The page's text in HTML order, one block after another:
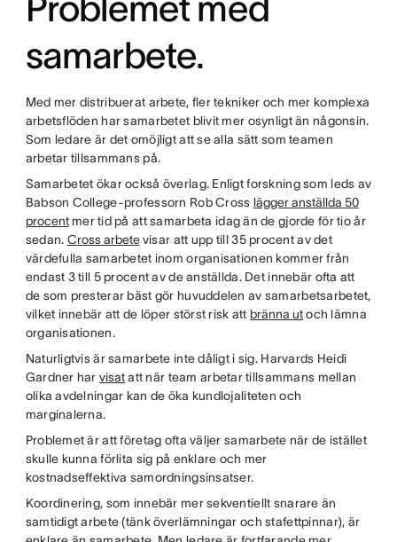
Problemet med
samarbete.
Med mer distribuerat arbete, fler tekniker och mer komplexa
arbetsflöden har samarbetet blivit mer osynligt än någonsin.
Som ledare är det omöjligt att se alla sätt som teamen
arbetar tillsammans på.
Samarbetet ökar också överlag. Enligt forskning som leds av
Babson College-professorn Rob Cross lägger anställda 50
procentmer tid på att samarbeta idag än de gjorde för tio år
sedan. Cross arbetevisar att upp till 35 procent av det
värdefulla samarbetet inom organisationen kommer från
endast 3 till 5 procent av de anställda. Det innebär ofta att
de som presterar bäst gör huvuddelen av samarbetsarbetet,
vilket innebär att de löper störst risk att bränna utoch lämna
organisationen.
Naturligtvis är samarbete inte dåligt i sig. Harvards Heidi
Gardner harvisatatt när team arbetar tillsammans mellan
olika avdelningar kan de öka kundlojaliteten och
marginalerna.
Problemet är att företag ofta väljer samarbete när de istället
skulle kunna förlita sig på enklare och mer
kostnadseffektiva samordningsinsatser.
Koordinering, som innebär mer sekventiellt snarare än
samtidigt arbete (tänk överlämningar och stafettpinnar), är